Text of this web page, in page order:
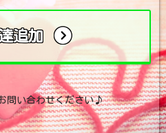
追加
問い合わせください♪